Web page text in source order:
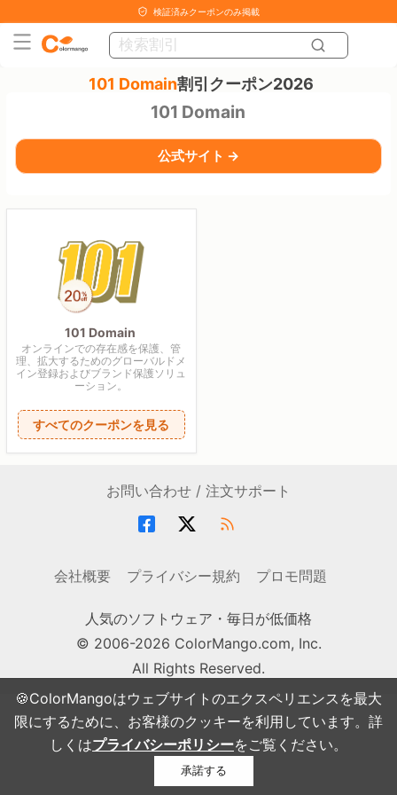
🍪ColorMangoはウェブサイトのエクスペリエンスを最大
限にするために、お客様のクッキーを利用しています。詳
しくはプライバシーポリシーをご覧ください。
承諾する
検証済みクーポンのみ掲載
101 Domain割引クーポン2026
101 Domain
公式サイト →
101 Domain
オンラインでの存在感を保護、管
理、拡大するためのグローバルドメ
イン登録およびブランド保護ソリュ
ーション。
すべてのクーポンを見る
お問い合わせ / 注文サポート
会社概要 プライバシー規約 プロモ問題
人気のソフトウェア・毎日が低価格
© 2006-2026 ColorMango.com, Inc.
All Rights Reserved.